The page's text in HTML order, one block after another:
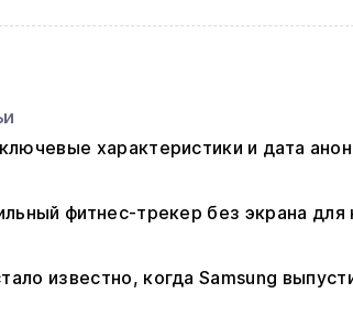
характеристики и дата
фитнес-трекер без экрана для
известно, когда Samsung